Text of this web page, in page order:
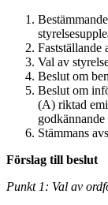
Fastställande
Val av
Beslut om
Beslut om
(A) riktad
Stämmans
Förslag till beslut
Punkt 1: Val av